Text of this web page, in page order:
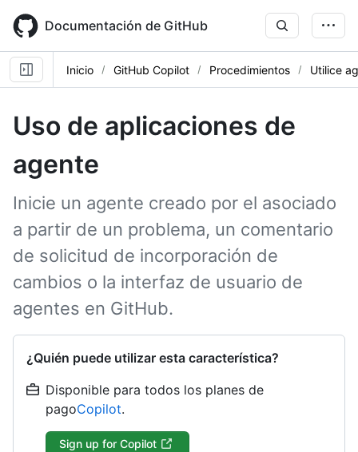
main
content
Documentación de GitHub
Inicio GitHub Copilot Procedimientos Utilice
Uso de aplicaciones de
agente
Inicie un agente creado por el asociado
a partir de un problema, un comentario
de solicitud de incorporación de
cambios o la interfaz de usuario de
agentes en GitHub.
¿Quién puede utilizar esta característica?
Disponible para todos los planes de
pagoCopilot.
Sign up for Copilot